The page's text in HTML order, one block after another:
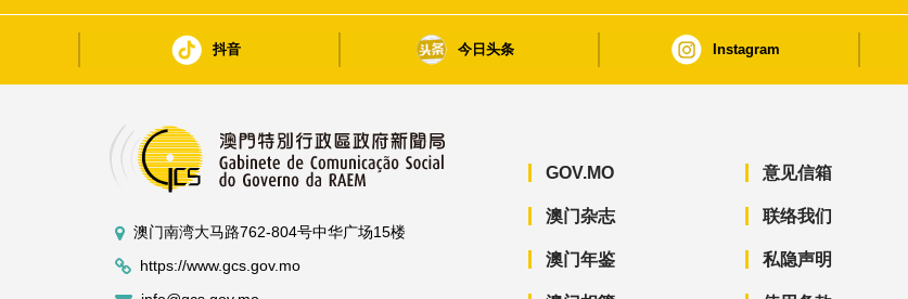
抖音 今日头条 Instagram
澳门南湾大马路762-804号中华广场15楼
https://www.gcs.gov.mo
GOV.MO
澳门杂志
澳门年鉴
意见信箱
联络我们
私隐声明